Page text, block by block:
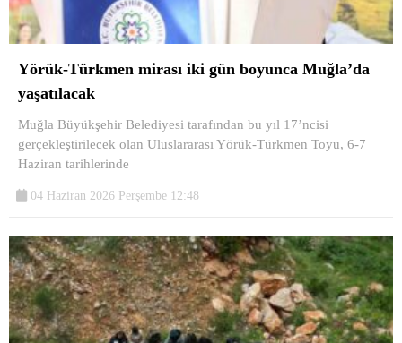
Yörük-Türkmen mirası iki gün boyunca Muğla’da
yaşatılacak
Muğla Büyükşehir Belediyesi tarafından bu yıl 17’ncisi
gerçekleştirilecek olan Uluslararası Yörük-Türkmen Toyu, 6-7
Haziran tarihlerinde
04 Haziran 2026 Perşembe 12:48